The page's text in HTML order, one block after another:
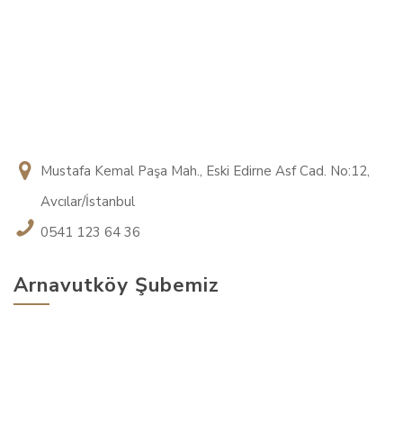
Mustafa Kemal Paşa Mah., Eski Edirne Asf Cad. No:12,
Avcılar/İstanbul
0541 123 64 36
Arnavutköy Şubemiz